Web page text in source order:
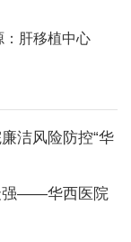
：肝移植中心
洁风险防控“华
强——华西医院